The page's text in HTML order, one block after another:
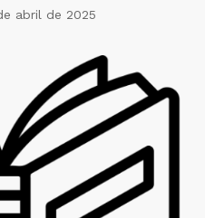
abril de 2025